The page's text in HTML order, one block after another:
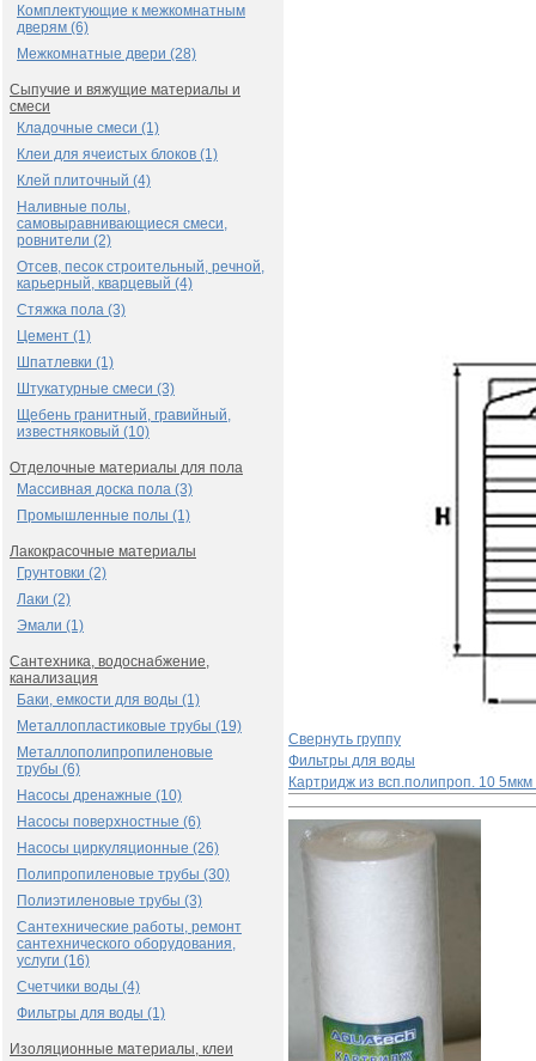
Комплектующие к межкомнатным
дверям (6)
Межкомнатные двери (28)
Сыпучие и вяжущие материалы и
смеси
Кладочные смеси (1)
Клеи для ячеистых блоков (1)
Клей плиточный (4)
Наливные полы,
самовыравнивающиеся смеси,
ровнители (2)
Отсев, песок строительный, речной,
карьерный, кварцевый (4)
Стяжка пола (3)
Цемент (1)
Шпатлевки (1)
Штукатурные смеси (3)
Щебень гранитный, гравийный,
известняковый (10)
Отделочные материалы для пола
Массивная доска пола (3)
Промышленные полы (1)
Лакокрасочные материалы
Грунтовки (2)
Лаки (2)
Эмали (1)
Сантехника, водоснабжение,
канализация
Баки, емкости для воды (1)
Металлопластиковые трубы (19)
Металлополипропиленовые
трубы (6)
Насосы дренажные (10)
Насосы поверхностные (6)
Насосы циркуляционные (26)
Полипропиленовые трубы (30)
Полиэтиленовые трубы (3)
Сантехнические работы, ремонт
сантехнического оборудования,
услуги (16)
Счетчики воды (4)
Фильтры для воды (1)
Изоляционные материалы, клеи
Свернуть группу
Фильтры для воды
Картридж из всп.полипроп. 10